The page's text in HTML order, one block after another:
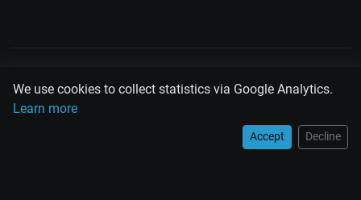
We use cookies to collect statistics via Google Analytics.
Learn more
Accept Decline
TANDA